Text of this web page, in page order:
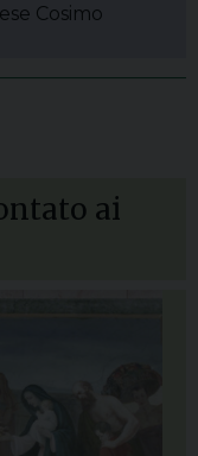
Cosimo
ai